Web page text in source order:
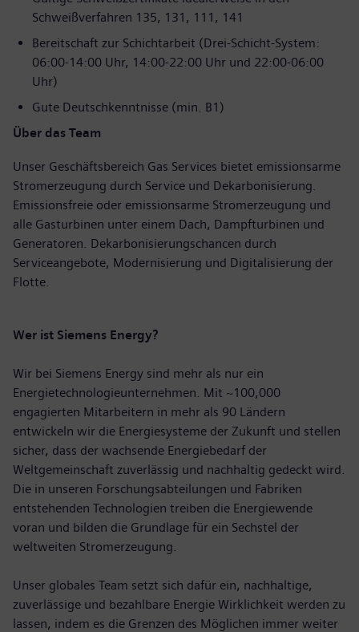
Schweißverfahren 135, 131, 111, 141
Bereitschaft zur Schichtarbeit (Drei-Schicht-System:
06:00-14:00 Uhr, 14:00-22:00 Uhr und 22:00-06:00
Uhr)
Gute Deutschkenntnisse (min. B1)
Über das Team
Unser Geschäftsbereich Gas Services bietet emissionsarme
Stromerzeugung durch Service und Dekarbonisierung.
Emissionsfreie oder emissionsarme Stromerzeugung und
alle Gasturbinen unter einem Dach, Dampfturbinen und
Generatoren. Dekarbonisierungschancen durch
Serviceangebote, Modernisierung und Digitalisierung der
Flotte.
Wer ist Siemens Energy?
Wir bei Siemens Energy sind mehr als nur ein
Energietechnologieunternehmen. Mit ~100,000
engagierten Mitarbeitern in mehr als 90 Ländern
entwickeln wir die Energiesysteme der Zukunft und stellen
sicher, dass der wachsende Energiebedarf der
Weltgemeinschaft zuverlässig und nachhaltig gedeckt wird.
Die in unseren Forschungsabteilungen und Fabriken
entstehenden Technologien treiben die Energiewende
voran und bilden die Grundlage für ein Sechstel der
weltweiten Stromerzeugung.
Unser globales Team setzt sich dafür ein, nachhaltige,
zuverlässige und bezahlbare Energie Wirklichkeit werden zu
lassen, indem es die Grenzen des Möglichen immer weiter